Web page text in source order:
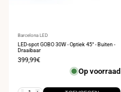
Leverancier:
Barcelona LED
LED-spot GOBO 30W - Optiek 45° - Buiten -
Draaibaar
Verkoopprijs
399,99€
Op voorraad